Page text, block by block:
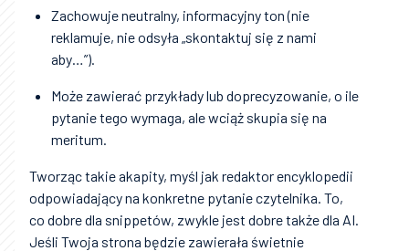
Zachowuje neutralny, informacyjny ton (nie
reklamuje, nie odsyła „skontaktuj się z nami
aby…”).
Może zawierać przykłady lub doprecyzowanie, o ile
pytanie tego wymaga, ale wciąż skupia się na
meritum.
Tworząc takie akapity, myśl jak redaktor encyklopedii
odpowiadający na konkretne pytanie czytelnika. To,
co dobre dla snippetów, zwykle jest dobre także dla AI.
Jeśli Twoja strona będzie zawierała świetnie